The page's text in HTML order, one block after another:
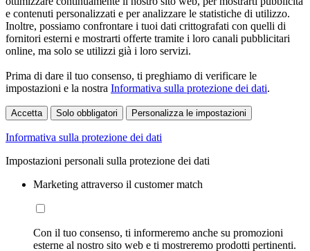
e contenuti personalizzati e per analizzare le statistiche di utilizzo.
Inoltre, possiamo confrontare i tuoi dati crittografati con quelli di
fornitori esterni e mostrarti offerte tramite i loro canali pubblicitari
online, ma solo se utilizzi già i loro servizi.
Prima di dare il tuo consenso, ti preghiamo di verificare le
impostazioni e la nostra Informativa sulla protezione dei dati.
Accetta Solo obbligatori Personalizza le impostazioni
Informativa sulla protezione dei dati
Impostazioni personali sulla protezione dei dati
Marketing attraverso il customer match
Con il tuo consenso, ti informeremo anche su promozioni
esterne al nostro sito web e ti mostreremo prodotti pertinenti.